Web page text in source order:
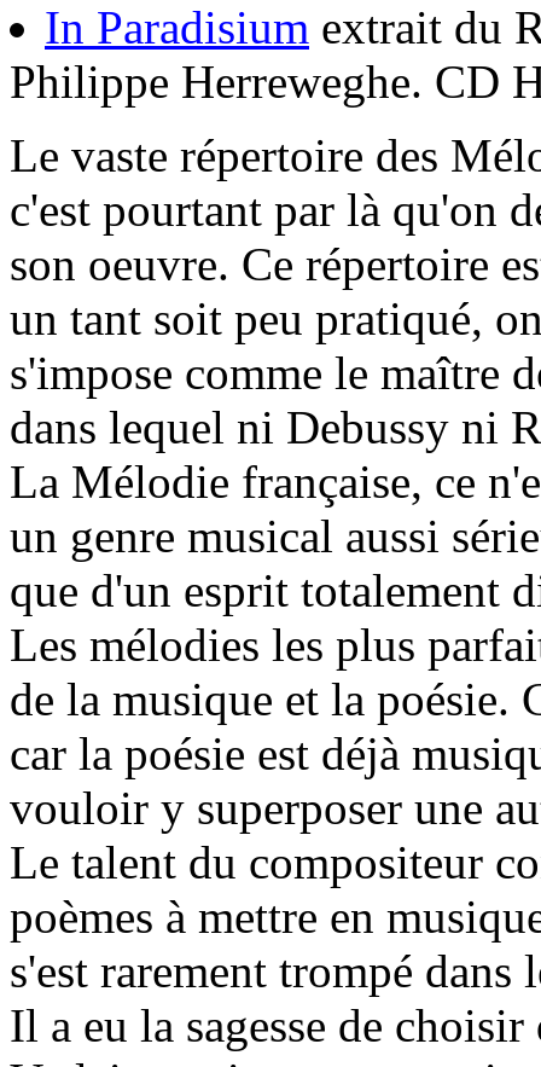
In Paradisium extrait du
Philippe Herreweghe. CD
Le vaste répertoire des
c'est pourtant par là qu'on
son oeuvre. Ce répertoire
un tant soit peu pratiqué,
s'impose comme le maître
dans lequel ni Debussy ni
La Mélodie française, ce
un genre musical aussi
que d'un esprit totalement
Les mélodies les plus
de la musique et la
car la poésie est déjà
vouloir y superposer une
Le talent du compositeur
poèmes à mettre en
s'est rarement trompé dans
Il a eu la sagesse de